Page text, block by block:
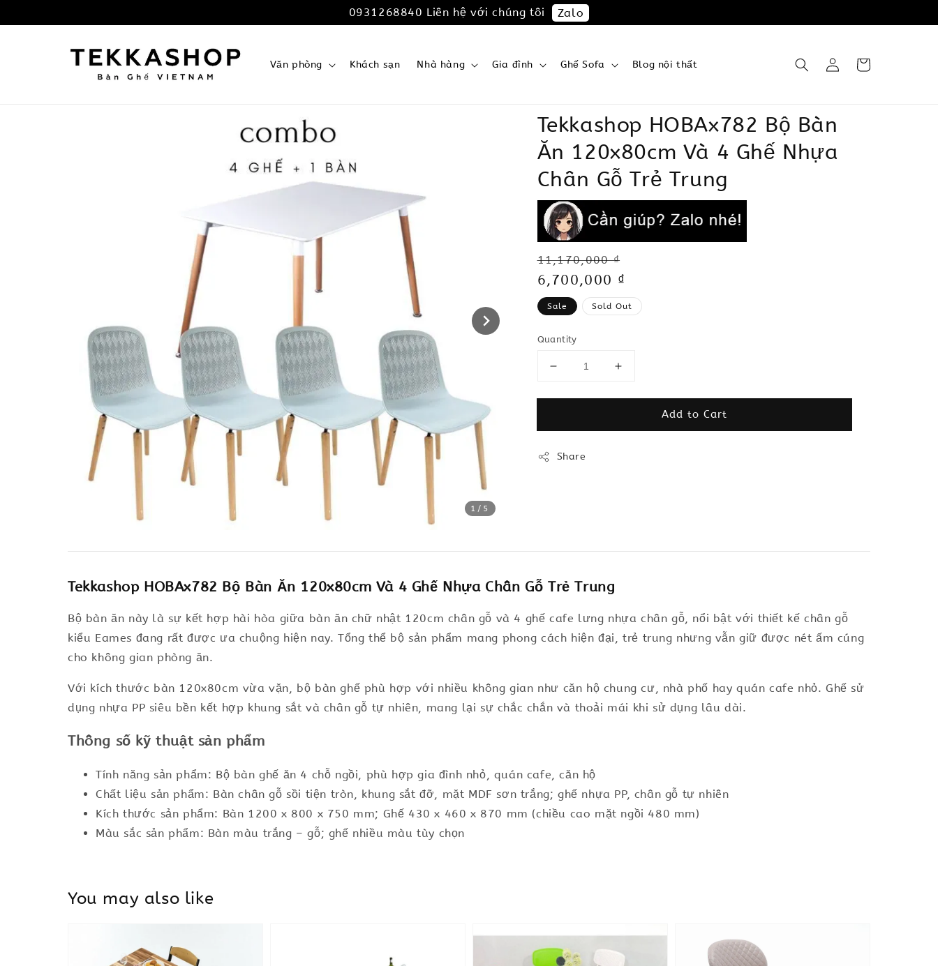
0931268840 Liên hệ với chúng tôi Zalo
Văn phòng Khách sạn Nhà hàng Gia đình Ghế Sofa Blog nội thất
1 /5
Tekkashop HOBAx782 Bộ Bàn
Ăn 120x80cm Và 4 Ghế Nhựa
Chân Gỗ Trẻ Trung
Regular
price
11,170,000 ₫
Sale
price
6,700,000 ₫
Sale Sold Out
Quantity
Add to Cart
Share
Tekkashop HOBAx782 Bộ Bàn Ăn 120x80cm Và 4 Ghế Nhựa Chân Gỗ Trẻ Trung
Bộ bàn ăn này là sự kết hợp hài hòa giữa bàn ăn chữ nhật 120cm chân gỗ và 4 ghế cafe lưng nhựa chân gỗ, nổi bật với thiết kế chân gỗ
kiểu Eames đang rất được ưa chuộng hiện nay. Tổng thể bộ sản phẩm mang phong cách hiện đại, trẻ trung nhưng vẫn giữ được nét ấm cúng
cho không gian phòng ăn.
Với kích thước bàn 120x80cm vừa vặn, bộ bàn ghế phù hợp với nhiều không gian như căn hộ chung cư, nhà phố hay quán cafe nhỏ. Ghế sử
dụng nhựa PP siêu bền kết hợp khung sắt và chân gỗ tự nhiên, mang lại sự chắc chắn và thoải mái khi sử dụng lâu dài.
Thông số kỹ thuật sản phẩm
Tính năng sản phẩm: Bộ bàn ghế ăn 4 chỗ ngồi, phù hợp gia đình nhỏ, quán cafe, căn hộ
Chất liệu sản phẩm: Bàn chân gỗ sồi tiện tròn, khung sắt đỡ, mặt MDF sơn trắng; ghế nhựa PP, chân gỗ tự nhiên
Kích thước sản phẩm: Bàn 1200 x 800 x 750 mm; Ghế 430 x 460 x 870 mm (chiều cao mặt ngồi 480 mm)
Màu sắc sản phẩm: Bàn màu trắng – gỗ; ghế nhiều màu tùy chọn
You may also like